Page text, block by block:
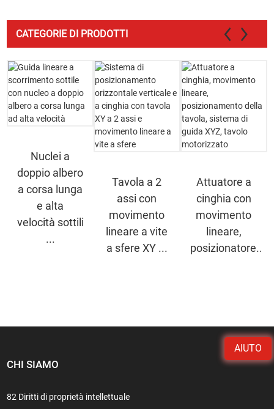
AIUTO
CATEGORIE DI PRODOTTI
Nuclei a
doppio albero
a corsa lunga
e alta
velocità sottili
...
Tavola a 2
assi con
movimento
lineare a vite
a sfere XY ...
Attuatore a
cinghia con
movimento
lineare,
posizionatore...
CHI SIAMO
82 Diritti di proprietà intellettuale